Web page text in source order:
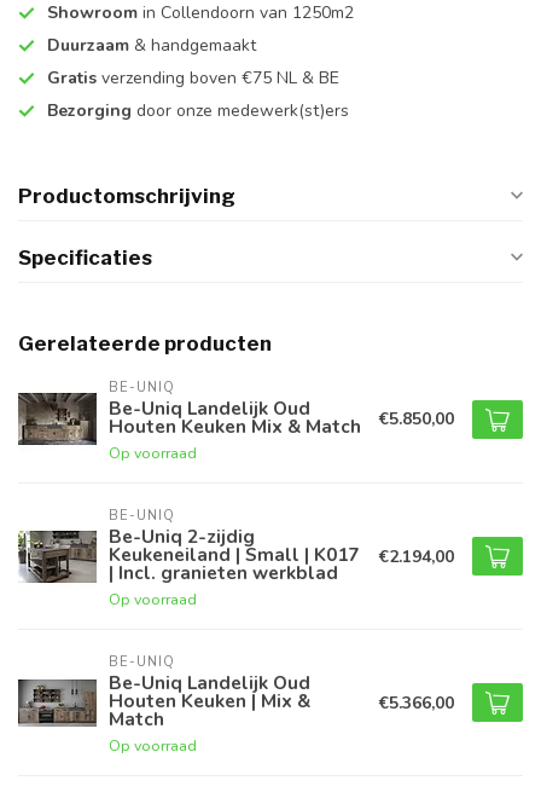
Showroom in Collendoorn van 1250m2
Duurzaam & handgemaakt
Gratis verzending boven €75 NL & BE
Bezorging door onze medewerk(st)ers
Productomschrijving
Specificaties
Gerelateerde producten
BE-UNIQ
Be-Uniq Landelijk Oud
Houten Keuken Mix & Match
Op voorraad
€5.850,00
BE-UNIQ
Be-Uniq 2-zijdig
Keukeneiland | Small | K017
| Incl. granieten werkblad
Op voorraad
€2.194,00
BE-UNIQ
Be-Uniq Landelijk Oud
Houten Keuken | Mix &
Match
Op voorraad
€5.366,00